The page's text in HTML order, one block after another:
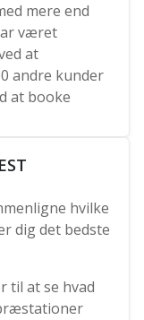
mere end
været
at
andre kunder
at booke
hvilke
dig det bedste
til at se hvad